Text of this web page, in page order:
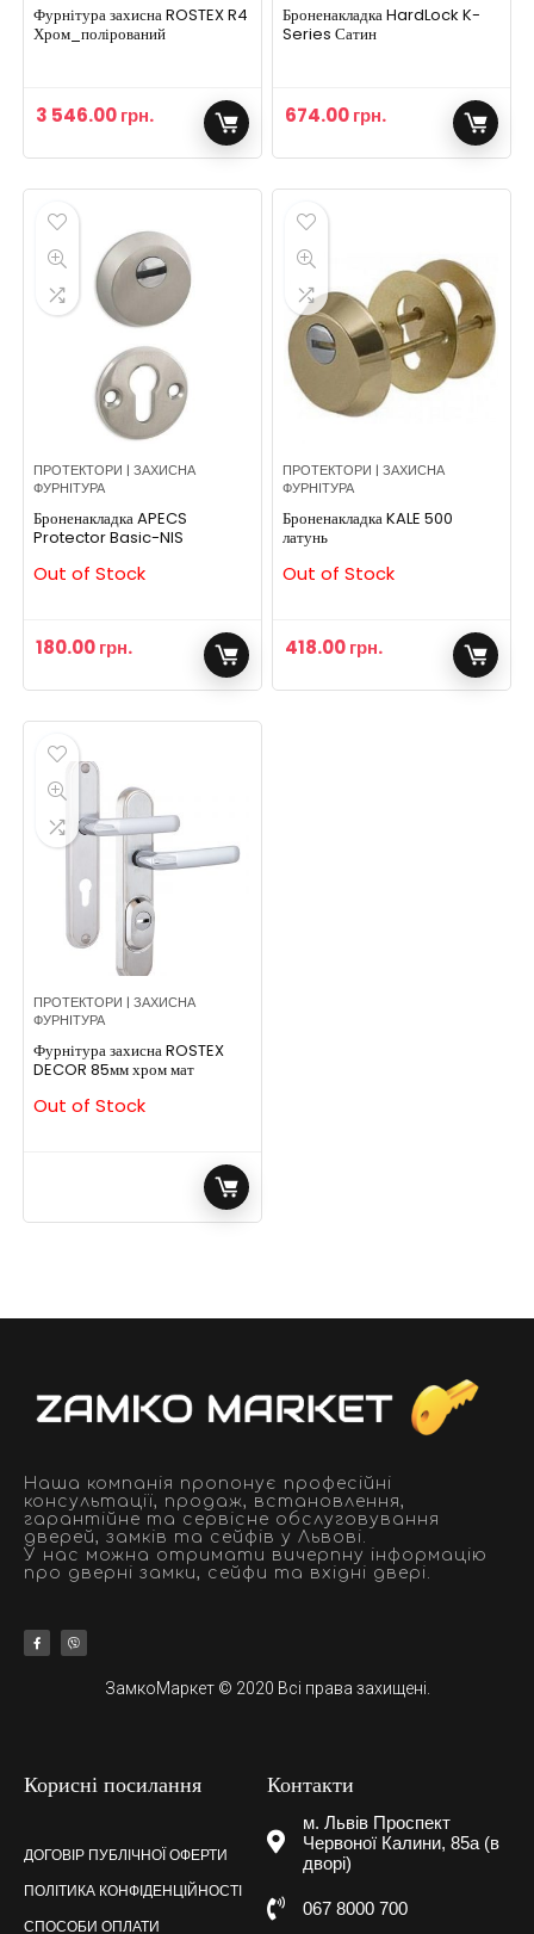
Фурнітура захисна ROSTEX R4
Хром_полірований
3 546.00грн.
Броненакладка HardLock K-
Series Сатин
674.00грн.
ПРОТЕКТОРИ | ЗАХИСНА
ФУРНІТУРА
Броненакладка APECS
Protector Basic-NIS
Out of Stock
180.00грн.
ПРОТЕКТОРИ | ЗАХИСНА
ФУРНІТУРА
Броненакладка KALE 500
латунь
Out of Stock
418.00грн.
ПРОТЕКТОРИ | ЗАХИСНА
ФУРНІТУРА
Фурнітура захисна ROSTEX
DECOR 85мм хром мат
Out of Stock
Наша компанія пропонує професійні
консультації, продаж, встановлення,
гарантійне та сервісне обслуговування
дверей, замків та сейфів у Львові.
У нас можна отримати вичерпну інформацію
про дверні замки, сейфи та вхідні двері.
ЗамкоМаркет © 2020 Всі права захищені.
Корисні посилання
ДОГОВІР ПУБЛІЧНОЇ ОФЕРТИ
ПОЛІТИКА КОНФІДЕНЦІЙНОСТІ
СПОСОБИ ОПЛАТИ
Контакти
м. Львів Проспект
Червоної Калини, 85а (в
дворі)
067 8000 700